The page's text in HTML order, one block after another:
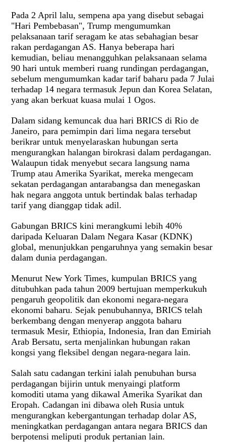
Pada 2 April lalu, sempena apa yang disebut sebagai
"Hari Pembebasan", Trump mengumumkan
pelaksanaan tarif seragam ke atas sebahagian besar
rakan perdagangan AS. Hanya beberapa hari
kemudian, beliau menangguhkan pelaksanaan selama
90 hari untuk memberi ruang rundingan perdagangan,
sebelum mengumumkan kadar tarif baharu pada 7 Julai
terhadap 14 negara termasuk Jepun dan Korea Selatan,
yang akan berkuat kuasa mulai 1 Ogos.
Dalam sidang kemuncak dua hari BRICS di Rio de
Janeiro, para pemimpin dari lima negara tersebut
berikrar untuk menyelaraskan hubungan serta
mengurangkan halangan birokrasi dalam perdagangan.
Walaupun tidak menyebut secara langsung nama
Trump atau Amerika Syarikat, mereka mengecam
sekatan perdagangan antarabangsa dan menegaskan
hak negara anggota untuk bertindak balas terhadap
tarif yang dianggap tidak adil.
Gabungan BRICS kini merangkumi lebih 40%
daripada Keluaran Dalam Negara Kasar (KDNK)
global, menunjukkan pengaruhnya yang semakin besar
dalam dunia perdagangan.
Menurut New York Times, kumpulan BRICS yang
ditubuhkan pada tahun 2009 bertujuan memperkukuh
pengaruh geopolitik dan ekonomi negara-negara
ekonomi baharu. Sejak penubuhannya, BRICS telah
berkembang dengan menyerap anggota baharu
termasuk Mesir, Ethiopia, Indonesia, Iran dan Emiriah
Arab Bersatu, serta menjalinkan hubungan rakan
kongsi yang fleksibel dengan negara-negara lain.
Salah satu cadangan terkini ialah penubuhan bursa
perdagangan bijirin untuk menyaingi platform
komoditi utama yang dikawal Amerika Syarikat dan
Eropah. Cadangan ini dibawa oleh Rusia untuk
mengurangkan kebergantungan terhadap dolar AS,
meningkatkan perdagangan antara negara BRICS dan
berpotensi meliputi produk pertanian lain.